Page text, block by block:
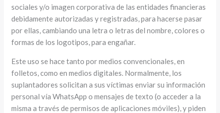
sociales y/o imagen corporativa de las entidades financieras
debidamente autorizadas y registradas, para hacerse pasar
por ellas, cambiando una letra o letras del nombre, colores o
formas de los logotipos, para engañar.
Este uso se hace tanto por medios convencionales, en
folletos, como en medios digitales. Normalmente, los
suplantadores solicitan a sus víctimas enviar su información
personal vía WhatsApp o mensajes de texto (o acceder a la
misma a través de permisos de aplicaciones móviles), y piden